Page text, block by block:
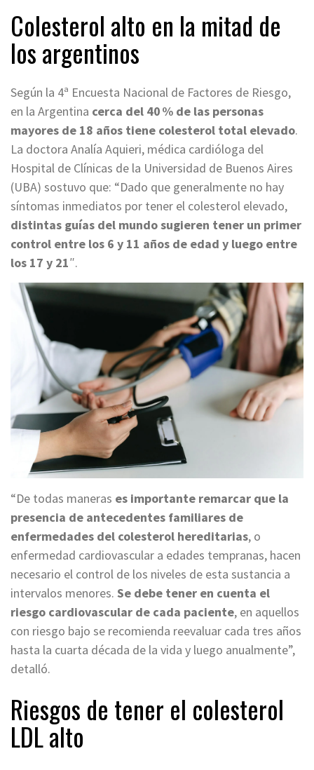
Colesterol alto en la mitad de
los argentinos
Según la 4ª Encuesta Nacional de Factores de Riesgo,
en la Argentina cerca del 40 % de las personas
mayores de 18 años tiene colesterol total elevado.
La doctora Analía Aquieri, médica cardióloga del
Hospital de Clínicas de la Universidad de Buenos Aires
(UBA) sostuvo que: “Dado que generalmente no hay
síntomas inmediatos por tener el colesterol elevado,
distintas guías del mundo sugieren tener un primer
control entre los 6 y 11 años de edad y luego entre
los 17 y 21″.
“De todas maneras es importante remarcar que la
presencia de antecedentes familiares de
enfermedades del colesterol hereditarias, o
enfermedad cardiovascular a edades tempranas, hacen
necesario el control de los niveles de esta sustancia a
intervalos menores. Se debe tener en cuenta el
riesgo cardiovascular de cada paciente, en aquellos
con riesgo bajo se recomienda reevaluar cada tres años
hasta la cuarta década de la vida y luego anualmente”,
detalló.
Riesgos de tener el colesterol
LDL alto